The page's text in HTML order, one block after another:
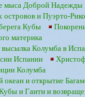
мыса Доброй Надежды
и Пуэрто-Рико
Кубы
материка
Колумба в
Испании
Колумба
океан и открытие
и Гаити и